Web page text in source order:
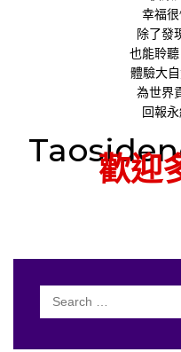
幸福
除了發
也能聆
體驗大
為世界
回報
歡迎
Search